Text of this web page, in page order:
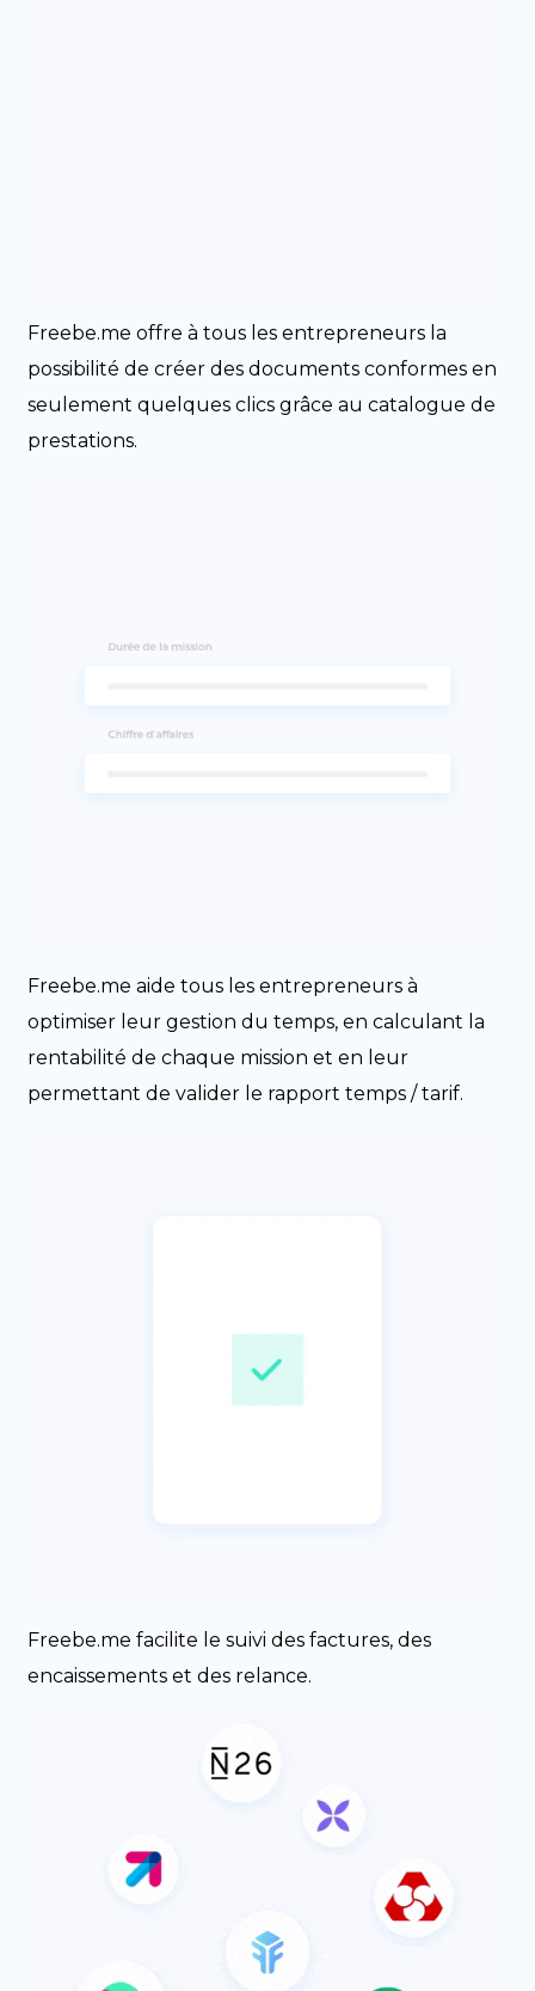
Freebe.me offre à tous les entrepreneurs la
possibilité de créer des documents conformes en
seulement quelques clics grâce au catalogue de
prestations.
Freebe.me aide tous les entrepreneurs à
optimiser leur gestion du temps, en calculant la
rentabilité de chaque mission et en leur
permettant de valider le rapport temps / tarif.
Freebe.me facilite le suivi des factures, des
encaissements et des relance.